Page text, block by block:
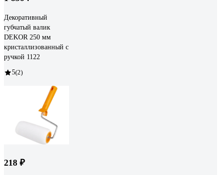
Декоративный
губчатый валик
DEKOR 250 мм
кристаллизованный с
ручкой 1122
5(2)
218 ₽